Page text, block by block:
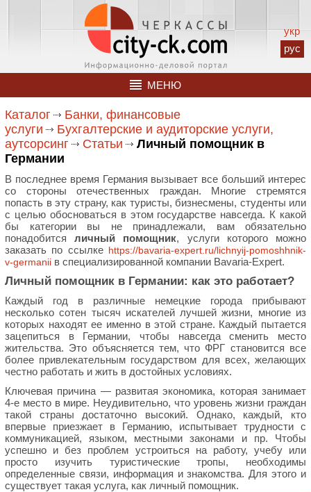
укр
рус
МЕНЮ
Каталог
Банки, финансовые
услуги
Бухгалтерские и аудиторские услуги,
аутсорсинг
Статьи
Личный помощник в
Германии
В последнее время Германия вызывает все больший интерес
со стороны отечественных граждан. Многие стремятся
попасть в эту страну, как туристы, бизнесмены, студенты или
с целью обосноваться в этом государстве навсегда. К какой
бы категории вы не принадлежали, вам обязательно
понадобитсяличный помощник, услуги которого можно
заказать по ссылке https://bavaria-expert.ru/lichnyij-pomoshhnik-
v-germanii в специализированной компании Bavaria-Expert.
Личный помощник в Германии: как это работает?
Каждый год в различные немецкие города прибывают
несколько сотен тысяч искателей лучшей жизни, многие из
которых находят ее именно в этой стране. Каждый пытается
зацепиться в Германии, чтобы навсегда сменить место
жительства. Это объясняется тем, что ФРГ становится все
более привлекательным государством для всех, желающих
честно работать и жить в достойных условиях.
Ключевая причина — развитая экономика, которая занимает
4-е место в мире. Неудивительно, что уровень жизни граждан
такой страны достаточно высокий. Однако, каждый, кто
впервые приезжает в Германию, испытывает трудности с
коммуникацией, языком, местными законами и пр. Чтобы
успешно и без проблем устроиться на работу, учебу или
просто изучить туристические тропы, необходимы
определенные связи, информация и знакомства. Для этого и
существует такая услуга, как личный помощник.